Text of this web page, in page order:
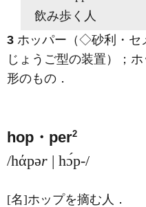
飲み歩く人
3 ホッパー（◇砂利・セ
じょうご型の装置）；
形のもの ．
hop・per2
/hάpər | hɔ́p-/
[名]ホップを摘む人 ．